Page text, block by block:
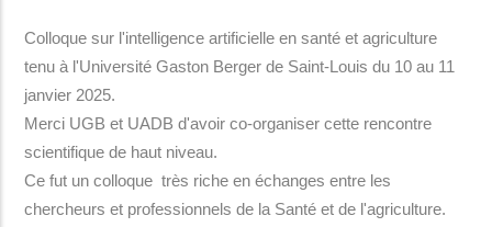
Colloque sur l'intelligence artificielle en santé et agriculture
tenu à l'Université Gaston Berger de Saint-Louis du 10 au 11
janvier 2025.
Merci UGB et UADB d'avoir co-organiser cette rencontre
scientifique de haut niveau.
Ce fut un colloque très riche en échanges entre les
chercheurs et professionnels de la Santé et de l'agriculture.